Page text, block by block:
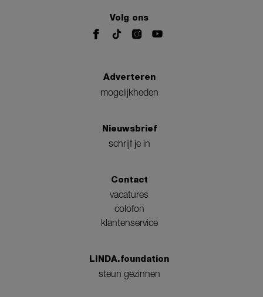
Volg ons
Adverteren
mogelijkheden
Nieuwsbrief
schrijf je in
Contact
vacatures
colofon
klantenservice
LINDA.foundation
steun gezinnen